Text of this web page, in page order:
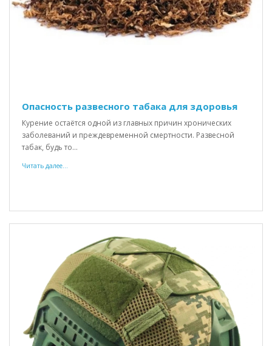
Опасность развесного табака для здоровья
Курение остаётся одной из главных причин хронических
заболеваний и преждевременной смертности. Развесной
табак, будь то...
Читать далее...